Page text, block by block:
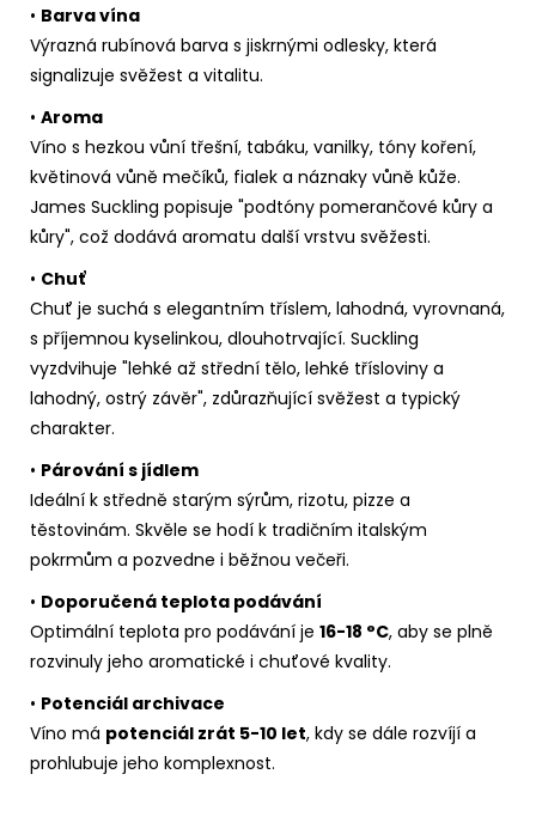
• Barva vína
Výrazná rubínová barva s jiskrnými odlesky, která
signalizuje svěžest a vitalitu.
• Aroma
Víno s hezkou vůní třešní, tabáku, vanilky, tóny koření,
květinová vůně mečíků, fialek a náznaky vůně kůže.
James Suckling popisuje "podtóny pomerančové kůry a
kůry", což dodává aromatu další vrstvu svěžesti.
• Chuť
Chuť je suchá s elegantním tříslem, lahodná, vyrovnaná,
s příjemnou kyselinkou, dlouhotrvající. Suckling
vyzdvihuje "lehké až střední tělo, lehké třísloviny a
lahodný, ostrý závěr", zdůrazňující svěžest a typický
charakter.
• Párování s jídlem
Ideální k středně starým sýrům, rizotu, pizze a
těstovinám. Skvěle se hodí k tradičním italským
pokrmům a pozvedne i běžnou večeři.
• Doporučená teplota podávání
Optimální teplota pro podávání je 16-18 °C, aby se plně
rozvinuly jeho aromatické i chuťové kvality.
• Potenciál archivace
Víno má potenciál zrát 5-10 let, kdy se dále rozvíjí a
prohlubuje jeho komplexnost.